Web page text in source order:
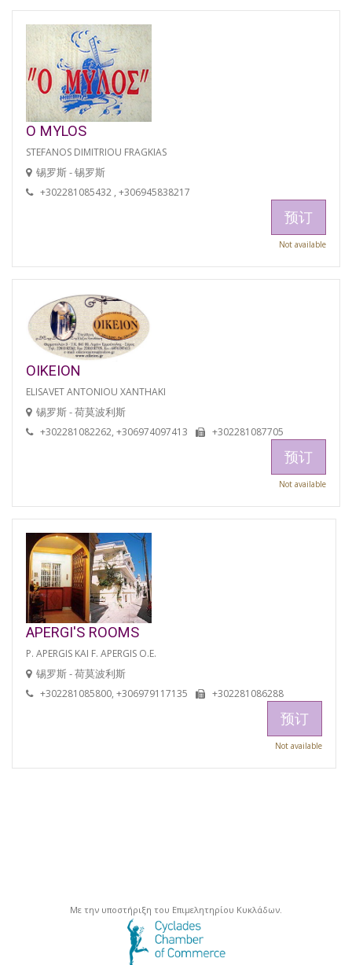
O MYLOS
STEFANOS DIMITRIOU FRAGKIAS
锡罗斯 - 锡罗斯
+302281085432 , +306945838217
预订
Not available
OIKEION
ELISAVET ANTONIOU XANTHAKI
锡罗斯 - 荷莫波利斯
+302281082262, +306974097413 +302281087705
预订
Not available
APERGI'S ROOMS
P. APERGIS KAI F. APERGIS O.E.
锡罗斯 - 荷莫波利斯
+302281085800, +306979117135 +302281086288
预订
Not available
Με την υποστήριξη του Επιμελητηρίου Κυκλάδων.